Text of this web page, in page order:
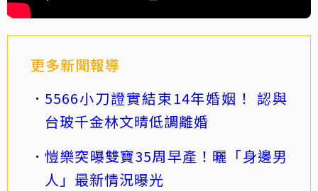
更多新聞報導
5566小刀證實結束14年婚姻！ 認與
台玻千金林文晴低調離婚
愷樂突曝雙寶35周早產！曬「身邊男
人」最新情況曝光